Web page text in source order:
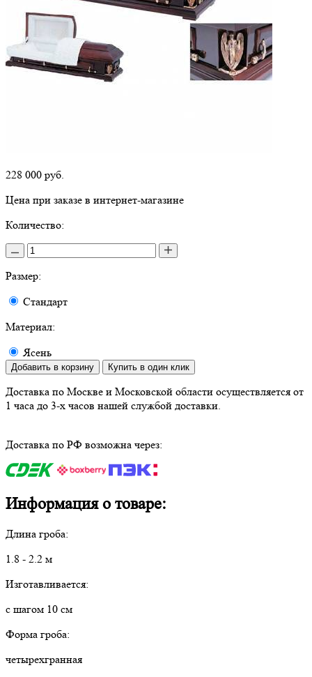
228 000 руб.
Цена при заказе в интернет-магазине
Количество:
Размер:
Стандарт
Материал:
Ясень
Добавить в корзину Купить в один клик
Доставка по Москве и Московской области осуществляется от
1 часа до 3-х часов нашей службой доставки.
Доставка по РФ возможна через:
Информация о товаре:
Длина гроба:
1.8 - 2.2 м
Изготавливается:
с шагом 10 см
Форма гроба:
четырехгранная